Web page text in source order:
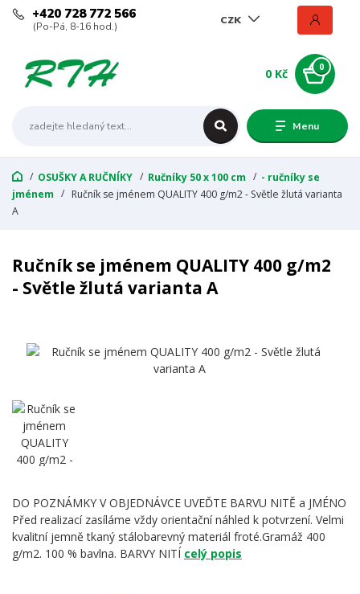
Menu
CZK
+420 728 772 566
(Po-Pá, 8-16 hod.)
0
0 Kč
OSUŠKY A RUČNÍKY Ručníky 50 x 100 cm
- ručníky se
jménem
Ručník se jménem QUALITY 400 g/m2 - Světle žlutá varianta
A
Ručník se jménem QUALITY 400 g/m2
- Světle žlutá varianta A
DO POZNÁMKY V OBJEDNÁVCE UVEĎTE BARVU NITĚ a JMÉNO
Před realizací zasíláme vždy orientační náhled k potvrzení. Velmi
kvalitní jemně tkaný stálobarevný materiál froté.Gramáž 400
g/m2. 100 % bavlna. BARVY NITÍ celý popis